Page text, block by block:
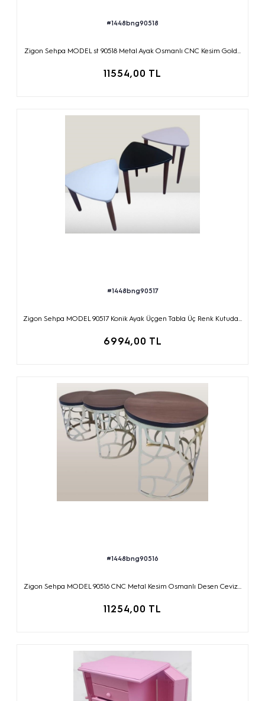
#1448bng90518
Zigon Sehpa MODEL st 90518 Metal Ayak Osmanlı CNC Kesim Gold...
11554,00 TL
#1448bng90517
Zigon Sehpa MODEL 90517 Konik Ayak Üçgen Tabla Üç Renk Kutuda...
6994,00 TL
#1448bng90516
Zigon Sehpa MODEL 90516 CNC Metal Kesim Osmanlı Desen Ceviz...
11254,00 TL